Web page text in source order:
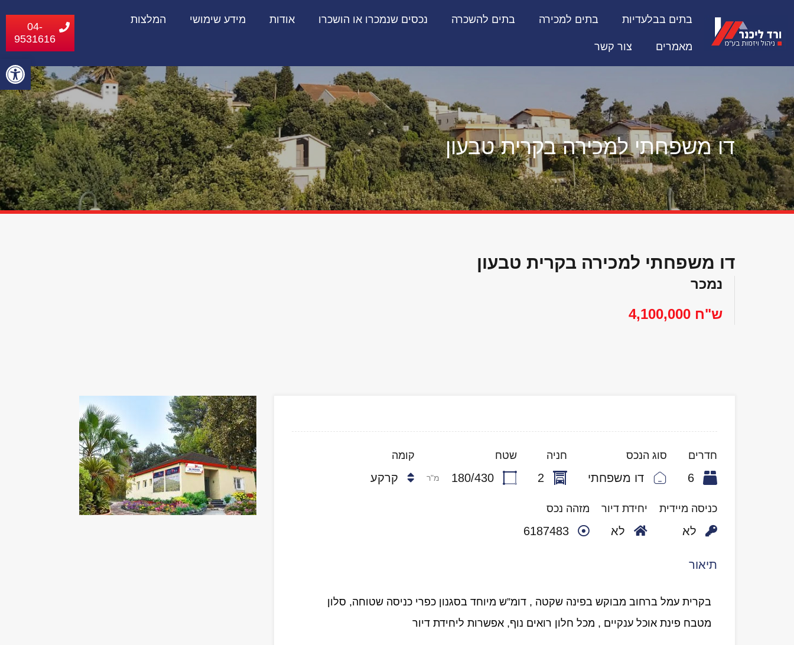
בתים בבלעדיות בתים למכירה בתים להשכרה נכסים שנמכרו או הושכרו אודות מידע שימושי המלצות
מאמרים צור קשר
04-
9531616
דו משפחתי למכירה בקרית טבעון
דו משפחתי למכירה בקרית טבעון
נמכר
ש"ח 4,100,000
חדרים
6
סוג הנכס
דו משפחתי
חניה
2
שטח
180/430 מ"ר
קומה
קרקע
כניסה מיידית
לא
יחידת דיור
לא
מזהה נכס
6187483
תיאור
בקרית עמל ברחוב מבוקש בפינה שקטה , דומ”ש מיוחד בסגנון כפרי כניסה שטוחה, סלון
מטבח פינת אוכל ענקיים , מכל חלון רואים נוף, אפשרות ליחידת דיור